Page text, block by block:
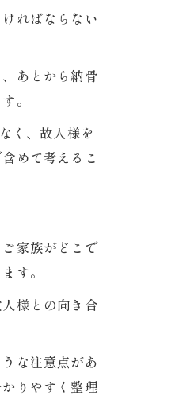
ればならない
あとから納骨
。
く、故人様を
めて考えるこ
家族がどこで
す。
様との向き合
な注意点があ
りやすく整理